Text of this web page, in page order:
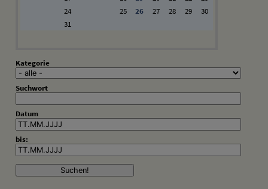
24
25 26 27 28 29
30
31
Kategorie
Suchwort
Datum
bis: